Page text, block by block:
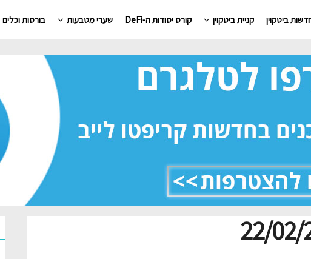
ביטקוין קניית ביטקוין קורס יסודות ה-DeFi שערי מטבעות בורסות וכלים